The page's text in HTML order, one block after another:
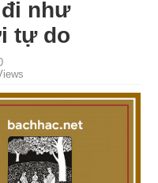
như
tự do